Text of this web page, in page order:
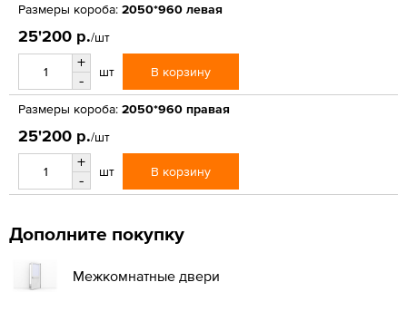
Размеры короба: 2050*960 левая
25'200 р./шт
+
-
шт В корзину
Размеры короба: 2050*960 правая
25'200 р./шт
+
-
шт В корзину
Дополните покупку
Межкомнатные двери